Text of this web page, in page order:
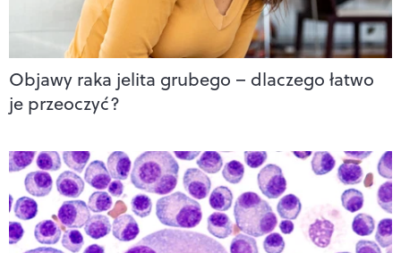
Objawy raka jelita grubego – dlaczego łatwo
je przeoczyć?